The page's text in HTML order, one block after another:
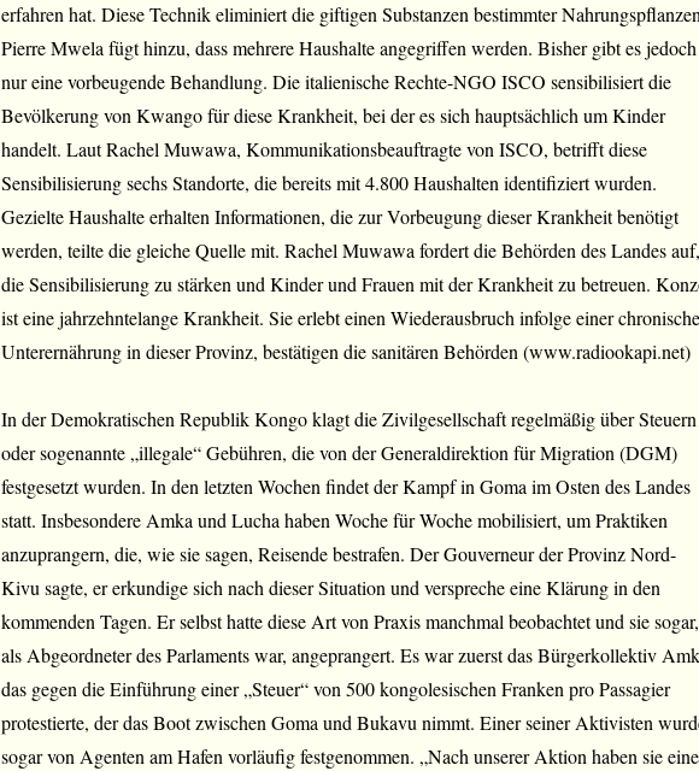
erfahren hat. Diese Technik eliminiert die giftigen Substanzen bestimmter
Pierre Mwela fügt hinzu, dass mehrere Haushalte angegriffen werden. Bisher gibt es jedoch
nur eine vorbeugende Behandlung. Die italienische Rechte-NGO ISCO sensibilisiert die
Bevölkerung von Kwango für diese Krankheit, bei der es sich hauptsächlich um Kinder
handelt. Laut Rachel Muwawa, Kommunikationsbeauftragte von ISCO, betrifft diese
Sensibilisierung sechs Standorte, die bereits mit 4.800 Haushalten identifiziert wurden.
Gezielte Haushalte erhalten Informationen, die zur Vorbeugung dieser Krankheit benötigt
werden, teilte die gleiche Quelle mit. Rachel Muwawa fordert die Behörden des Landes auf,
die Sensibilisierung zu stärken und Kinder und Frauen mit der Krankheit zu betreuen.
ist eine jahrzehntelange Krankheit. Sie erlebt einen Wiederausbruch infolge einer
Unterernährung in dieser Provinz, bestätigen die sanitären Behörden (www.radiookapi.net)
In der Demokratischen Republik Kongo klagt die Zivilgesellschaft regelmäßig über Steuern
oder sogenannte „illegale“ Gebühren, die von der Generaldirektion für Migration (DGM)
festgesetzt wurden. In den letzten Wochen findet der Kampf in Goma im Osten des Landes
statt. Insbesondere Amka und Lucha haben Woche für Woche mobilisiert, um Praktiken
anzuprangern, die, wie sie sagen, Reisende bestrafen. Der Gouverneur der Provinz Nord-
Kivu sagte, er erkundige sich nach dieser Situation und verspreche eine Klärung in den
kommenden Tagen. Er selbst hatte diese Art von Praxis manchmal beobachtet und sie sogar,
als Abgeordneter des Parlaments war, angeprangert. Es war zuerst das Bürgerkollektiv
das gegen die Einführung einer „Steuer“ von 500 kongolesischen Franken pro Passagier
protestierte, der das Boot zwischen Goma und Bukavu nimmt. Einer seiner Aktivisten
sogar von Agenten am Hafen vorläufig festgenommen. „Nach unserer Aktion haben sie eine